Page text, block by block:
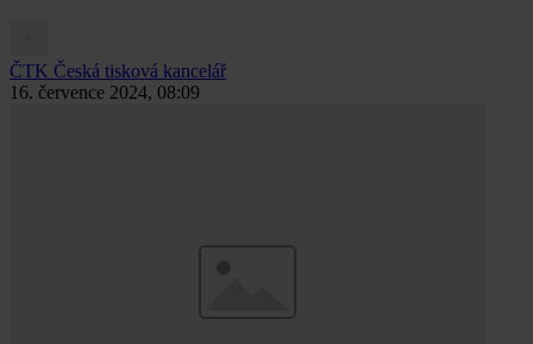
ČTK Česká tisková kancelář
16. července 2024, 08:09